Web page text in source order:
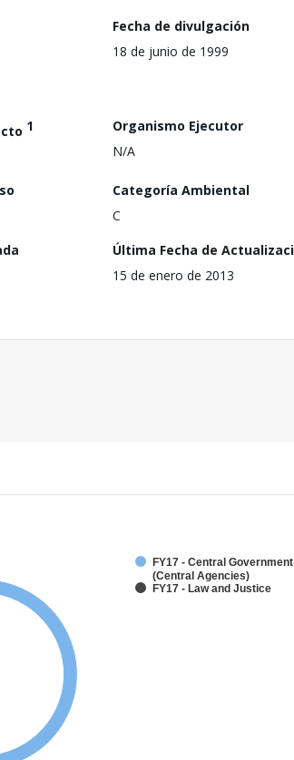
Fecha de divulgación
18 de junio de 1999
1
Organismo Ejecutor
N/A
Categoría Ambiental
C
Última Fecha de
15 de enero de 2013
FY17 - Central Government
(Central Agencies)
FY17 - Law and Justice